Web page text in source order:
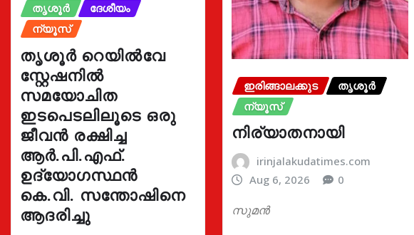
തൃശൂർ
ദേശീയം
ന്യൂസ്
തൃശൂർ റെയിൽവേ
സ്റ്റേഷനിൽ
സമയോചിത
ഇടപെടലിലൂടെ ഒരു
ജീവൻ രക്ഷിച്ച
ആർ.പി.എഫ്.
ഉദ്യോഗസ്ഥൻ
കെ.വി. സന്തോഷിനെ
ആദരിച്ചു
ഇരിങ്ങാലക്കുട
തൃശൂർ
ന്യൂസ്
നിര്യാതനായി
irinjalakudatimes.com
Aug 6, 2026
0
സുമൻ